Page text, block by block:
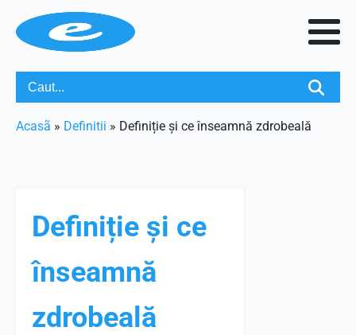
Acasã » Definitii » Definiție și ce înseamnă zdrobeală
Definiție și ce
înseamnă
zdrobeală